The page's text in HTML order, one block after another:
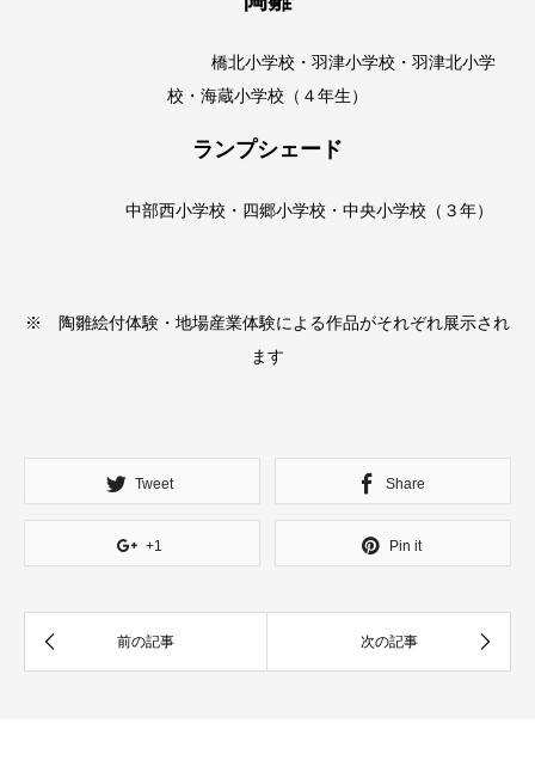
橋北小学校・羽津小学校・羽津北小学
校・海蔵小学校（４年生）
ランプシェード
中部西小学校・四郷小学校・中央小学校（３年）
※ 陶雛絵付体験・地場産業体験による作品がそれぞれ展示され
ます
Tweet Share
+1 Pin it